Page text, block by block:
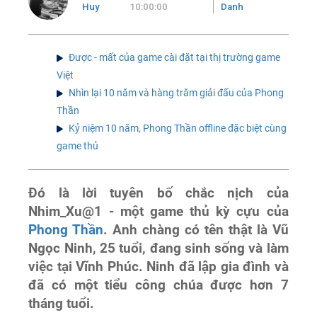
Huy
10:00:00
Danh
Được - mất của game cài đặt tại thị trường game
Việt
Nhìn lại 10 năm và hàng trăm giải đấu của Phong
Thần
Kỷ niệm 10 năm, Phong Thần offline đặc biệt cùng
game thủ
Đó là lời tuyên bố chắc nịch của
Nhim_Xu@1 - một game thủ kỳ cựu của
Phong Thần. Anh chàng có tên thật là Vũ
Ngọc Ninh, 25 tuổi, đang sinh sống và làm
việc tại Vĩnh Phúc. Ninh đã lập gia đình và
đã có một tiểu công chúa được hơn 7
tháng tuổi.